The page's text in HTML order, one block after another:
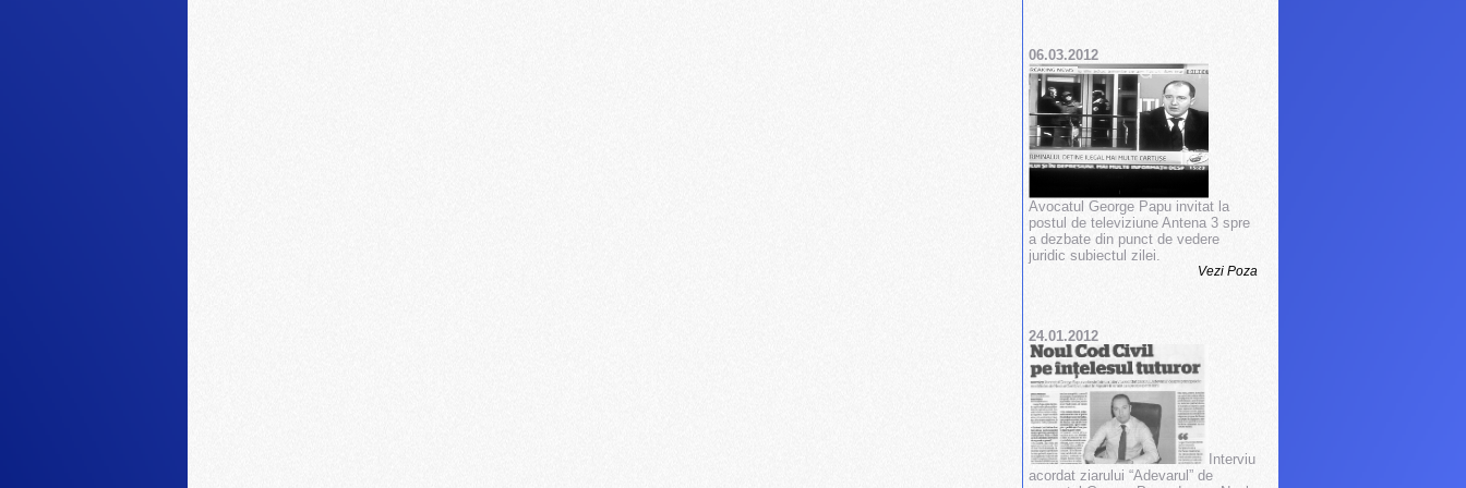
06.03.2012
Avocatul George Papu invitat la
postul de televiziune Antena 3 spre
a dezbate din punct de vedere
juridic subiectul zilei.
Vezi Poza
24.01.2012
Interviu
acordat ziarului “Adevarul” de